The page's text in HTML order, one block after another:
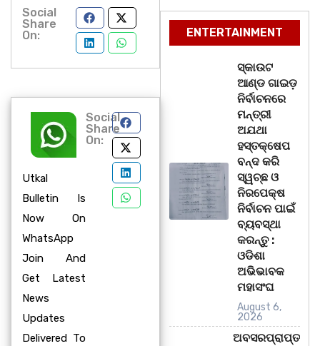
Social
Share
On:
Utkal
Bulletin Is
Now On
WhatsApp
Join And
Get Latest
News
Updates
Delivered To
Social
Share
On:
ENTERTAINMENT
ସ୍କାଉଟ
ଆଣ୍ଡ ଗାଇଡ଼
ନିର୍ବାଚନରେ
ମନ୍ତ୍ରୀ
ଅଯଥା
ହସ୍ତକ୍ଷେପ
ବନ୍ଦ କରି
ସ୍ୱଚ୍ଛ ଓ
ନିରପେକ୍ଷ
ନିର୍ବାଚନ ପାଇଁ
ବ୍ୟବସ୍ଥା
କରନ୍ତୁ :
ଓଡିଶା
ଅଭିଭାବକ
ମହାସଂଘ
August 6,
2026
ଅବସରପ୍ରାପ୍ତ